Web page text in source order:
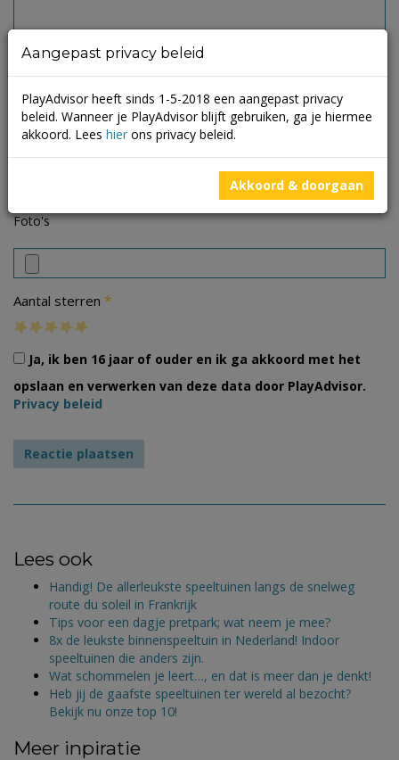
Foto's
Aantal sterren *
Ja, ik ben 16 jaar of ouder en ik ga akkoord met het
opslaan en verwerken van deze data door PlayAdvisor.
Privacy beleid
Lees ook
Handig! De allerleukste speeltuinen langs de snelweg
route du soleil in Frankrijk
Tips voor een dagje pretpark; wat neem je mee?
8x de leukste binnenspeeltuin in Nederland! Indoor
speeltuinen die anders zijn.
Wat schommelen je leert…, en dat is meer dan je denkt!
Heb jij de gaafste speeltuinen ter wereld al bezocht?
Bekijk nu onze top 10!
Meer inpiratie
Aangepast privacy beleid
PlayAdvisor heeft sinds 1-5-2018 een aangepast privacy
beleid. Wanneer je PlayAdvisor blijft gebruiken, ga je hiermee
akkoord. Lees hier ons privacy beleid.
Akkoord & doorgaan